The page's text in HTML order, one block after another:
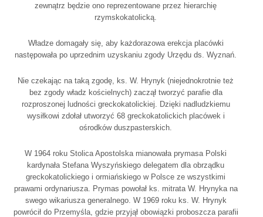
zewnątrz będzie ono reprezentowane przez hierarchię
rzymskokatolicką.
Władze domagały się, aby każdorazowa erekcja placówki
następowała po uprzednim uzyskaniu zgody Urzędu ds. Wyznań.
Nie czekając na taką zgodę, ks. W. Hrynyk (niejednokrotnie też
bez zgody władz kościelnych) zaczął tworzyć parafie dla
rozproszonej ludności greckokatolickiej. Dzięki nadludzkiemu
wysiłkowi zdołał utworzyć 68 greckokatolickich placówek i
ośrodków duszpasterskich.
W 1964 roku Stolica Apostolska mianowała prymasa Polski
kardynała Stefana Wyszyńskiego delegatem dla obrządku
greckokatolickiego i ormiańskiego w Polsce ze wszystkimi
prawami ordynariusza. Prymas powołał ks. mitrata W. Hrynyka na
swego wikariusza generalnego. W 1969 roku ks. W. Hrynyk
powrócił do Przemyśla, gdzie przyjął obowiązki proboszcza parafii